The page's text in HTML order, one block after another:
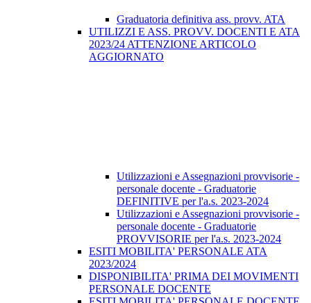
Graduatoria definitiva ass. provv. ATA
UTILIZZI E ASS. PROVV. DOCENTI E ATA
2023/24 ATTENZIONE ARTICOLO
AGGIORNATO
Utilizzazioni e Assegnazioni provvisorie -
personale docente - Graduatorie
DEFINITIVE per l'a.s. 2023-2024
Utilizzazioni e Assegnazioni provvisorie -
personale docente - Graduatorie
PROVVISORIE per l'a.s. 2023-2024
ESITI MOBILITA' PERSONALE ATA
2023/2024
DISPONIBILITA' PRIMA DEI MOVIMENTI
PERSONALE DOCENTE